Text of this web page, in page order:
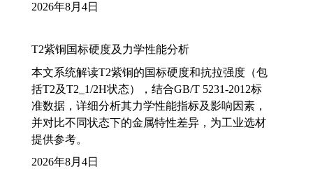
2026年8月4日
T2紫铜国标硬度及力学性能分析
本文系统解读T2紫铜的国标硬度和抗拉强度（包
括T2及T2_1/2H状态），结合GB/T 5231-2012标
准数据，详细分析其力学性能指标及影响因素，
并对比不同状态下的金属特性差异，为工业选材
提供参考。
2026年8月4日